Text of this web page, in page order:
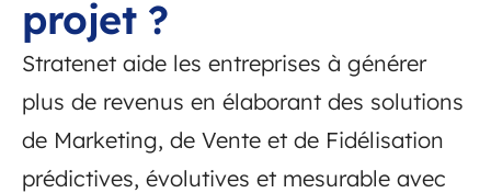
projet ?
Stratenet aide les entreprises à générer
plus de revenus en élaborant des solutions
de Marketing, de Vente et de Fidélisation
prédictives, évolutives et mesurable avec